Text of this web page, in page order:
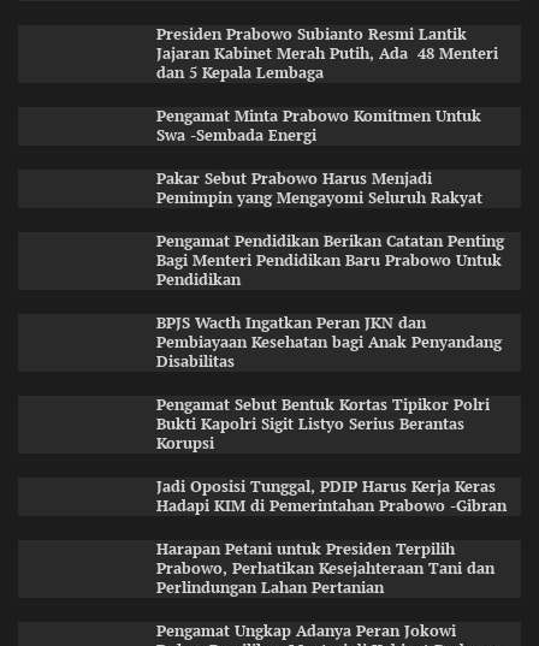
Presiden Prabowo Subianto Resmi Lantik
Jajaran Kabinet Merah Putih, Ada 48 Menteri
dan 5 Kepala Lembaga
Pengamat Minta Prabowo Komitmen Untuk
Swa -Sembada Energi
Pakar Sebut Prabowo Harus Menjadi
Pemimpin yang Mengayomi Seluruh Rakyat
Pengamat Pendidikan Berikan Catatan Penting
Bagi Menteri Pendidikan Baru Prabowo Untuk
Pendidikan
BPJS Wacth Ingatkan Peran JKN dan
Pembiayaan Kesehatan bagi Anak Penyandang
Disabilitas
Pengamat Sebut Bentuk Kortas Tipikor Polri
Bukti Kapolri Sigit Listyo Serius Berantas
Korupsi
Jadi Oposisi Tunggal, PDIP Harus Kerja Keras
Hadapi KIM di Pemerintahan Prabowo -Gibran
Harapan Petani untuk Presiden Terpilih
Prabowo, Perhatikan Kesejahteraan Tani dan
Perlindungan Lahan Pertanian
Pengamat Ungkap Adanya Peran Jokowi